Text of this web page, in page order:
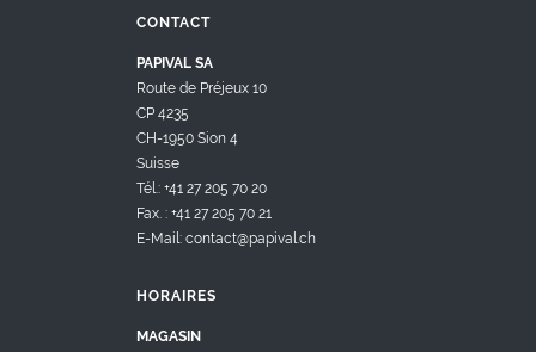
CONTACT
PAPIVAL SA
Route de Préjeux 10
CP 4235
CH-1950 Sion 4
Suisse
Tél.: +41 27 205 70 20
Fax. : +41 27 205 70 21
E-Mail: contact@papival.ch
HORAIRES
MAGASIN